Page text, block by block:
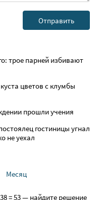
трое парней избивают
цветов с клумбы
прошли учения
гостиницы угнал
не уехал
Месяц
= 53 — найдите решение